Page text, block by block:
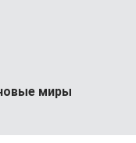
миры